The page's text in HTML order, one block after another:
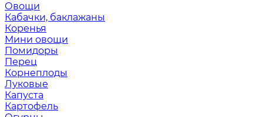
Овощи
Кабачки, баклажаны
Коренья
Мини овощи
Помидоры
Перец
Корнеплоды
Луковые
Капуста
Картофель